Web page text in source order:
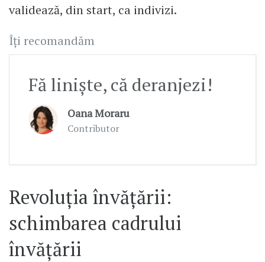
validează, din start, ca indivizi.
Îți recomandăm
Fă liniște, că deranjezi!
Oana Moraru
Contributor
Revoluția învățării:
schimbarea cadrului
învățării